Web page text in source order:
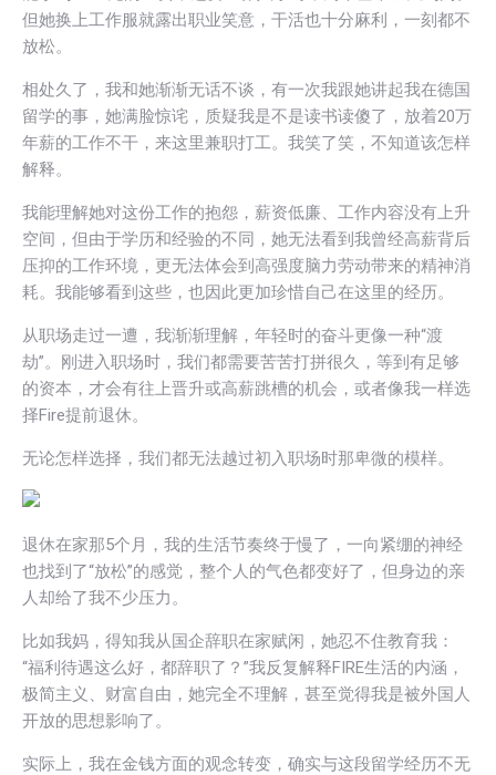
但她换上工作服就露出职业笑意，干活也十分麻利，一刻都不
放松。
相处久了，我和她渐渐无话不谈，有一次我跟她讲起我在德国
留学的事，她满脸惊诧，质疑我是不是读书读傻了，放着20万
年薪的工作不干，来这里兼职打工。我笑了笑，不知道该怎样
解释。
我能理解她对这份工作的抱怨，薪资低廉、工作内容没有上升
空间，但由于学历和经验的不同，她无法看到我曾经高薪背后
压抑的工作环境，更无法体会到高强度脑力劳动带来的精神消
耗。我能够看到这些，也因此更加珍惜自己在这里的经历。
从职场走过一遭，我渐渐理解，年轻时的奋斗更像一种“渡
劫”。刚进入职场时，我们都需要苦苦打拼很久，等到有足够
的资本，才会有往上晋升或高薪跳槽的机会，或者像我一样选
择Fire提前退休。
无论怎样选择，我们都无法越过初入职场时那卑微的模样。
退休在家那5个月，我的生活节奏终于慢了，一向紧绷的神经
也找到了“放松”的感觉，整个人的气色都变好了，但身边的亲
人却给了我不少压力。
比如我妈，得知我从国企辞职在家赋闲，她忍不住教育我：
“福利待遇这么好，都辞职了？”我反复解释FIRE生活的内涵，
极简主义、财富自由，她完全不理解，甚至觉得我是被外国人
开放的思想影响了。
实际上，我在金钱方面的观念转变，确实与这段留学经历不无